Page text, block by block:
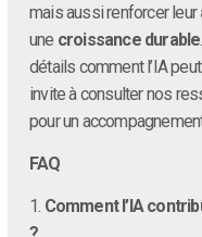
mais aussi renforcer leur
une croissance durable
détails comment l’IA
invite à consulter nos
pour un
FAQ
1. Comment l’IA